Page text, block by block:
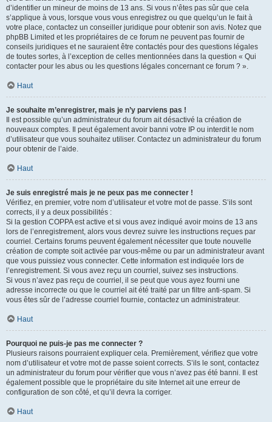
d’identifier un mineur de moins de 13 ans. Si vous n’êtes pas sûr que cela
s’applique à vous, lorsque vous vous enregistrez ou que quelqu’un le fait à
votre place, contactez un conseiller juridique pour obtenir son avis. Notez que
phpBB Limited et les propriétaires de ce forum ne peuvent pas fournir de
conseils juridiques et ne sauraient être contactés pour des questions légales
de toutes sortes, à l’exception de celles mentionnées dans la question « Qui
contacter pour les abus ou les questions légales concernant ce forum ? ».
Haut
Je souhaite m’enregistrer, mais je n’y parviens pas !
Il est possible qu’un administrateur du forum ait désactivé la création de
nouveaux comptes. Il peut également avoir banni votre IP ou interdit le nom
d’utilisateur que vous souhaitez utiliser. Contactez un administrateur du forum
pour obtenir de l’aide.
Haut
Je suis enregistré mais je ne peux pas me connecter !
Vérifiez, en premier, votre nom d’utilisateur et votre mot de passe. S’ils sont
corrects, il y a deux possibilités :
Si la gestion COPPA est active et si vous avez indiqué avoir moins de 13 ans
lors de l’enregistrement, alors vous devrez suivre les instructions reçues par
courriel. Certains forums peuvent également nécessiter que toute nouvelle
création de compte soit activée par vous-même ou par un administrateur avant
que vous puissiez vous connecter. Cette information est indiquée lors de
l’enregistrement. Si vous avez reçu un courriel, suivez ses instructions.
Si vous n’avez pas reçu de courriel, il se peut que vous ayez fourni une
adresse incorrecte ou que le courriel ait été traité par un filtre anti-spam. Si
vous êtes sûr de l’adresse courriel fournie, contactez un administrateur.
Haut
Pourquoi ne puis-je pas me connecter ?
Plusieurs raisons pourraient expliquer cela. Premièrement, vérifiez que votre
nom d’utilisateur et votre mot de passe soient corrects. S’ils le sont, contactez
un administrateur du forum pour vérifier que vous n’avez pas été banni. Il est
également possible que le propriétaire du site Internet ait une erreur de
configuration de son côté, et qu’il devra la corriger.
Haut